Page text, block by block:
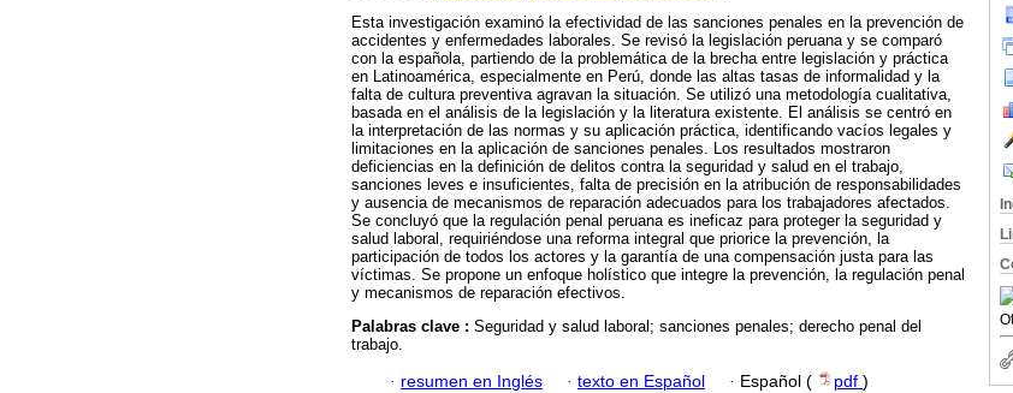
Esta investigación examinó la efectividad de las sanciones penales en la prevención de
accidentes y enfermedades laborales. Se revisó la legislación peruana y se comparó
con la española, partiendo de la problemática de la brecha entre legislación y práctica
en Latinoamérica, especialmente en Perú, donde las altas tasas de informalidad y la
falta de cultura preventiva agravan la situación. Se utilizó una metodología cualitativa,
basada en el análisis de la legislación y la literatura existente. El análisis se centró en
la interpretación de las normas y su aplicación práctica, identificando vacíos legales y
limitaciones en la aplicación de sanciones penales. Los resultados mostraron
deficiencias en la definición de delitos contra la seguridad y salud en el trabajo,
sanciones leves e insuficientes, falta de precisión en la atribución de responsabilidades
y ausencia de mecanismos de reparación adecuados para los trabajadores afectados.
Se concluyó que la regulación penal peruana es ineficaz para proteger la seguridad y
salud laboral, requiriéndose una reforma integral que priorice la prevención, la
participación de todos los actores y la garantía de una compensación justa para las
víctimas. Se propone un enfoque holístico que integre la prevención, la regulación penal
y mecanismos de reparación efectivos.
Palabras clave : Seguridad y salud laboral; sanciones penales; derecho penal del
trabajo.
· resumen en Inglés · texto en Español · Español ( pdf )